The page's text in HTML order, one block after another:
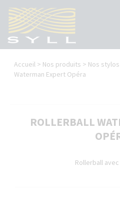
contenu
principal
Vous
êtes
Accueil > Nos produits > Nos
Waterman Expert Opéra
ROLLERBALL
Rollerball